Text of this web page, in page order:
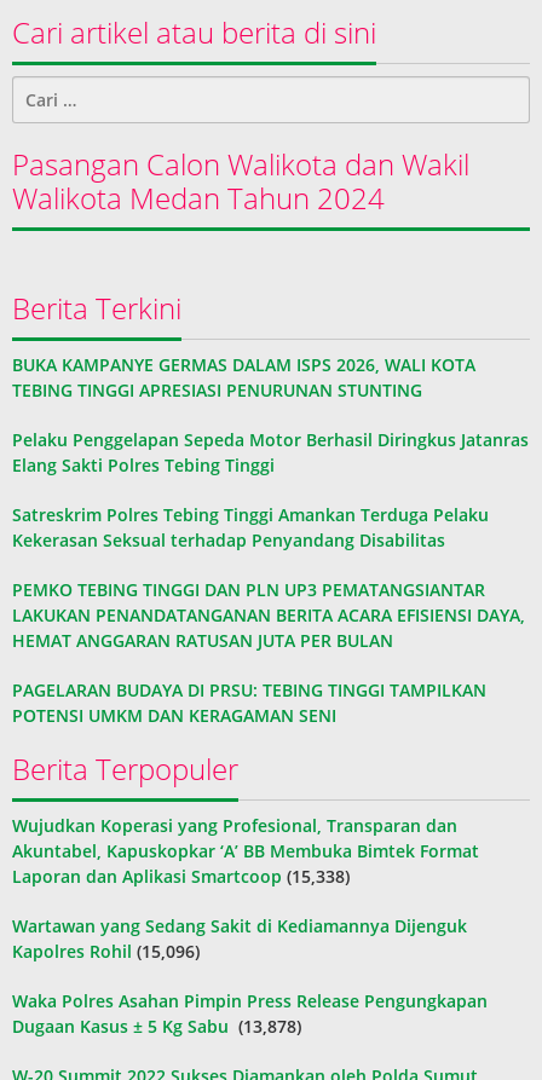
Cari artikel atau berita di sini
untuk:
Pasangan Calon Walikota dan Wakil
Walikota Medan Tahun 2024
Berita Terkini
BUKA KAMPANYE GERMAS DALAM ISPS 2026, WALI KOTA
TEBING TINGGI APRESIASI PENURUNAN STUNTING
Pelaku Penggelapan Sepeda Motor Berhasil Diringkus Jatanras
Elang Sakti Polres Tebing Tinggi
Satreskrim Polres Tebing Tinggi Amankan Terduga Pelaku
Kekerasan Seksual terhadap Penyandang Disabilitas
PEMKO TEBING TINGGI DAN PLN UP3 PEMATANGSIANTAR
LAKUKAN PENANDATANGANAN BERITA ACARA EFISIENSI DAYA,
HEMAT ANGGARAN RATUSAN JUTA PER BULAN
PAGELARAN BUDAYA DI PRSU: TEBING TINGGI TAMPILKAN
POTENSI UMKM DAN KERAGAMAN SENI
Berita Terpopuler
Wujudkan Koperasi yang Profesional, Transparan dan
Akuntabel, Kapuskopkar ‘A’ BB Membuka Bimtek Format
Laporan dan Aplikasi Smartcoop (15,338)
Wartawan yang Sedang Sakit di Kediamannya Dijenguk
Kapolres Rohil (15,096)
Waka Polres Asahan Pimpin Press Release Pengungkapan
Dugaan Kasus ± 5 Kg Sabu (13,878)
W-20 Summit 2022 Sukses Diamankan oleh Polda Sumut